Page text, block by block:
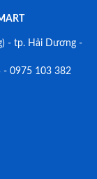
- tp. Hải Dương -
- 0975 103 382